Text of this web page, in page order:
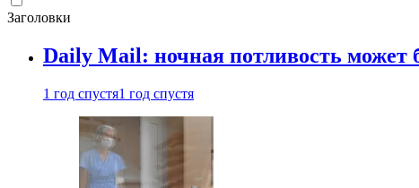
Заголовки
Daily Mail: ночная потливость
1 год спустя1 год спустя